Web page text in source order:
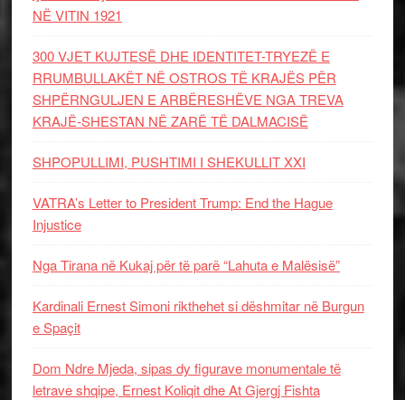
NË VITIN 1921
300 VJET KUJTESË DHE IDENTITET-TRYEZË E
RRUMBULLAKËT NË OSTROS TË KRAJËS PËR
SHPËRNGULJEN E ARBËRESHËVE NGA TREVA
KRAJË-SHESTAN NË ZARË TË DALMACISË
SHPOPULLIMI, PUSHTIMI I SHEKULLIT XXI
VATRA’s Letter to President Trump: End the Hague
Injustice
Nga Tirana në Kukaj për të parë “Lahuta e Malësisë”
Kardinali Ernest Simoni rikthehet si dëshmitar në Burgun
e Spaçit
Dom Ndre Mjeda, sipas dy figurave monumentale të
letrave shqipe, Ernest Koliqit dhe At Gjergj Fishta